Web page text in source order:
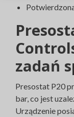
zadań
Presostat P20
bar, co jest
Urządzenie